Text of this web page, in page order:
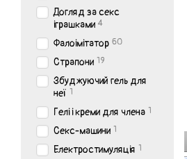
Догляд за секс
іграшками 4
Фалоімітатор 60
Страпони 19
Збуджуючий гель для
неї 1
Гелі і креми для члена 1
Секс-машини 1
Електростимуляція 1